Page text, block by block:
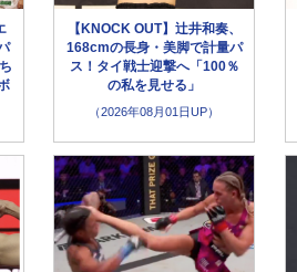
【KNOCK OUT】辻井和奏、
168cmの長身・美脚で計量パ
ス！タイ戦士迎撃へ「100％
の私を見せる」
（2026年08月01日UP）